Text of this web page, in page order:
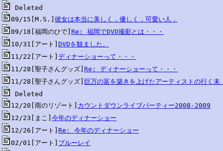
09/15[M.S.] 彼女は本当に美しく，優しく，可愛い人．
09/18[福岡のひで] Re: 福岡でDVD撮影とは・・・
10/31[アート] DVDを観ました。
11/22[アート] ディナーショーって・・・
11/28[聖子さんグッズ] Re: ディナーショーって・・・
11/28[聖子さんグッズ]
巨万の富を築きを上げたアーティストの行く
12/20[雨のリゾート] カウントダウンライブパーティー2008-2009
12/23[まこ] 今年のディナーショー
12/26[アート] Re: 今年のディナーショー
02/01[アート] ブルーレイ